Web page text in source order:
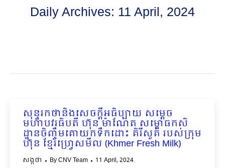
Daily Archives: 11 April, 2024
សុន្ទរកថានិងសេចក្ដីអធិប្បាយ សម្ដេច
មហាបវរធិបតី ហ៊ុន ម៉ាណែត សម្ពោធ​​កសិ
ដ្ឋានចិញ្ចឹមគោយកទឹកដោះ គិរីសួគ៌ របស់ក្រុម
ហ៊ុន ខ្មែរហ្រ្វេសមីល (Khmer Fresh Milk)
សង្កថា ByCNV Team 11 April, 2024